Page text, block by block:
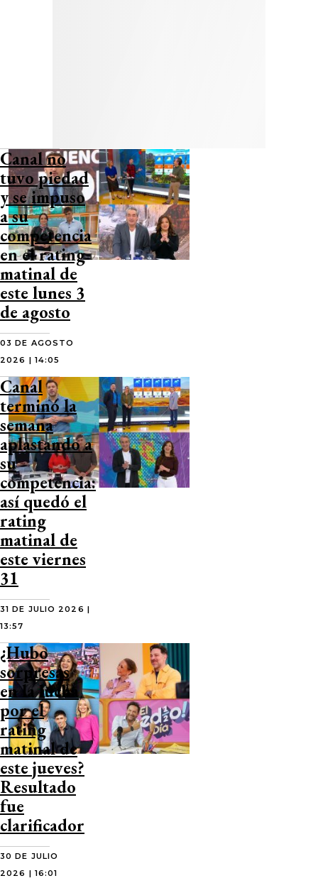
Canal no
tuvo piedad
y se impuso
a su
competencia
en el rating
matinal de
este lunes 3
de agosto
03 DE AGOSTO
2026 | 14:05
Canal
terminó la
semana
aplastando a
su
competencia:
así quedó el
rating
matinal de
este viernes
31
31 DE JULIO 2026 |
13:57
¿Hubo
sorpresas
en la lucha
por el
rating
matinal de
este jueves?
Resultado
fue
clarificador
30 DE JULIO
2026 | 16:01